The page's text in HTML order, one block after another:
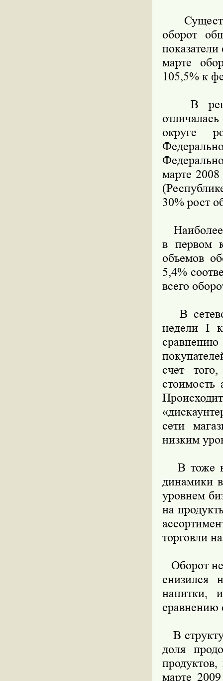
оборот
марте
105,5% к
В
округе
марте 2008
30% рост
Наиболее
в первом
объемов
5,4%
всего
В
недели I
сравнению
счет
стоимость
сети
низким
В тоже
динамики
уровнем
на
торговли
Оборот
снизился
напитки,
сравнению
В
доля
марте